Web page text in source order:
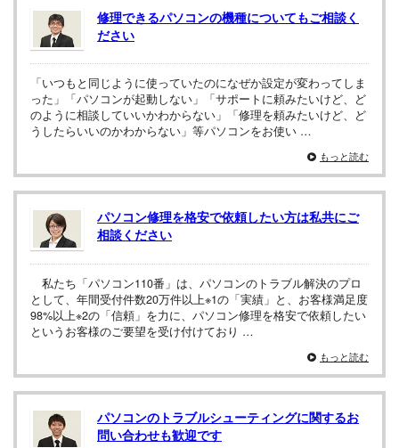
修理できるパソコンの機種についてもご相談く
ださい
「いつもと同じように使っていたのになぜか設定が変わってしま
った」「パソコンが起動しない」「サポートに頼みたいけど、ど
のように相談していいかわからない」「修理を頼みたいけど、ど
うしたらいいのかわからない」等パソコンをお使い …
もっと読む
パソコン修理を格安で依頼したい方は私共にご
相談ください
私たち「パソコン110番」は、パソコンのトラブル解決のプロ
として、年間受付件数20万件以上※1の「実績」と、お客様満足度
98%以上※2の「信頼」を力に、パソコン修理を格安で依頼したい
というお客様のご要望を受け付けており …
もっと読む
パソコンのトラブルシューティングに関するお
問い合わせも歓迎です